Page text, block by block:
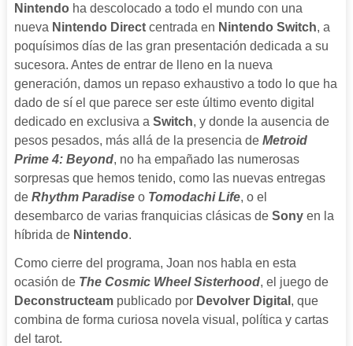
Nintendoha descolocado a todo el mundo con una
nueva Nintendo Directcentrada en Nintendo Switch, a
poquísimos días de las gran presentación dedicada a su
sucesora. Antes de entrar de lleno en la nueva
generación, damos un repaso exhaustivo a todo lo que ha
dado de sí el que parece ser este último evento digital
dedicado en exclusiva a Switch, y donde la ausencia de
pesos pesados, más allá de la presencia de Metroid
Prime 4: Beyond, no ha empañado las numerosas
sorpresas que hemos tenido, como las nuevas entregas
de Rhythm Paradiseo Tomodachi Life, o el
desembarco de varias franquicias clásicas de Sonyen la
híbrida de Nintendo.
Como cierre del programa, Joan nos habla en esta
ocasión de The Cosmic Wheel Sisterhood, el juego de
Deconstructeampublicado por Devolver Digital , que
combina de forma curiosa novela visual, política y cartas
del tarot.